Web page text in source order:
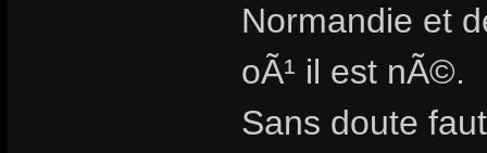
Normandie et
oÃ¹ il est nÃ©.
Sans doute